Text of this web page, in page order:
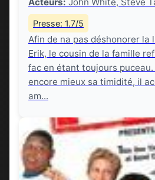
Presse: 1.7/5
Afin de na pas déshonorer la
Erik, le cousin de la famille
fac en étant toujours
encore mieux sa timidité, il
am...